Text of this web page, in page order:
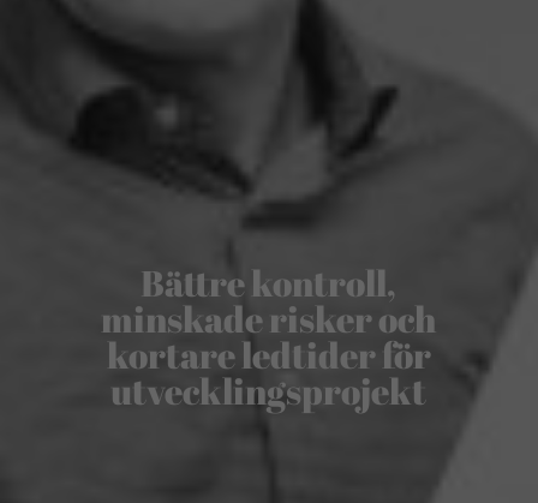
Bättre kontroll,
minskade risker och
kortare ledtider för
utvecklingsprojekt